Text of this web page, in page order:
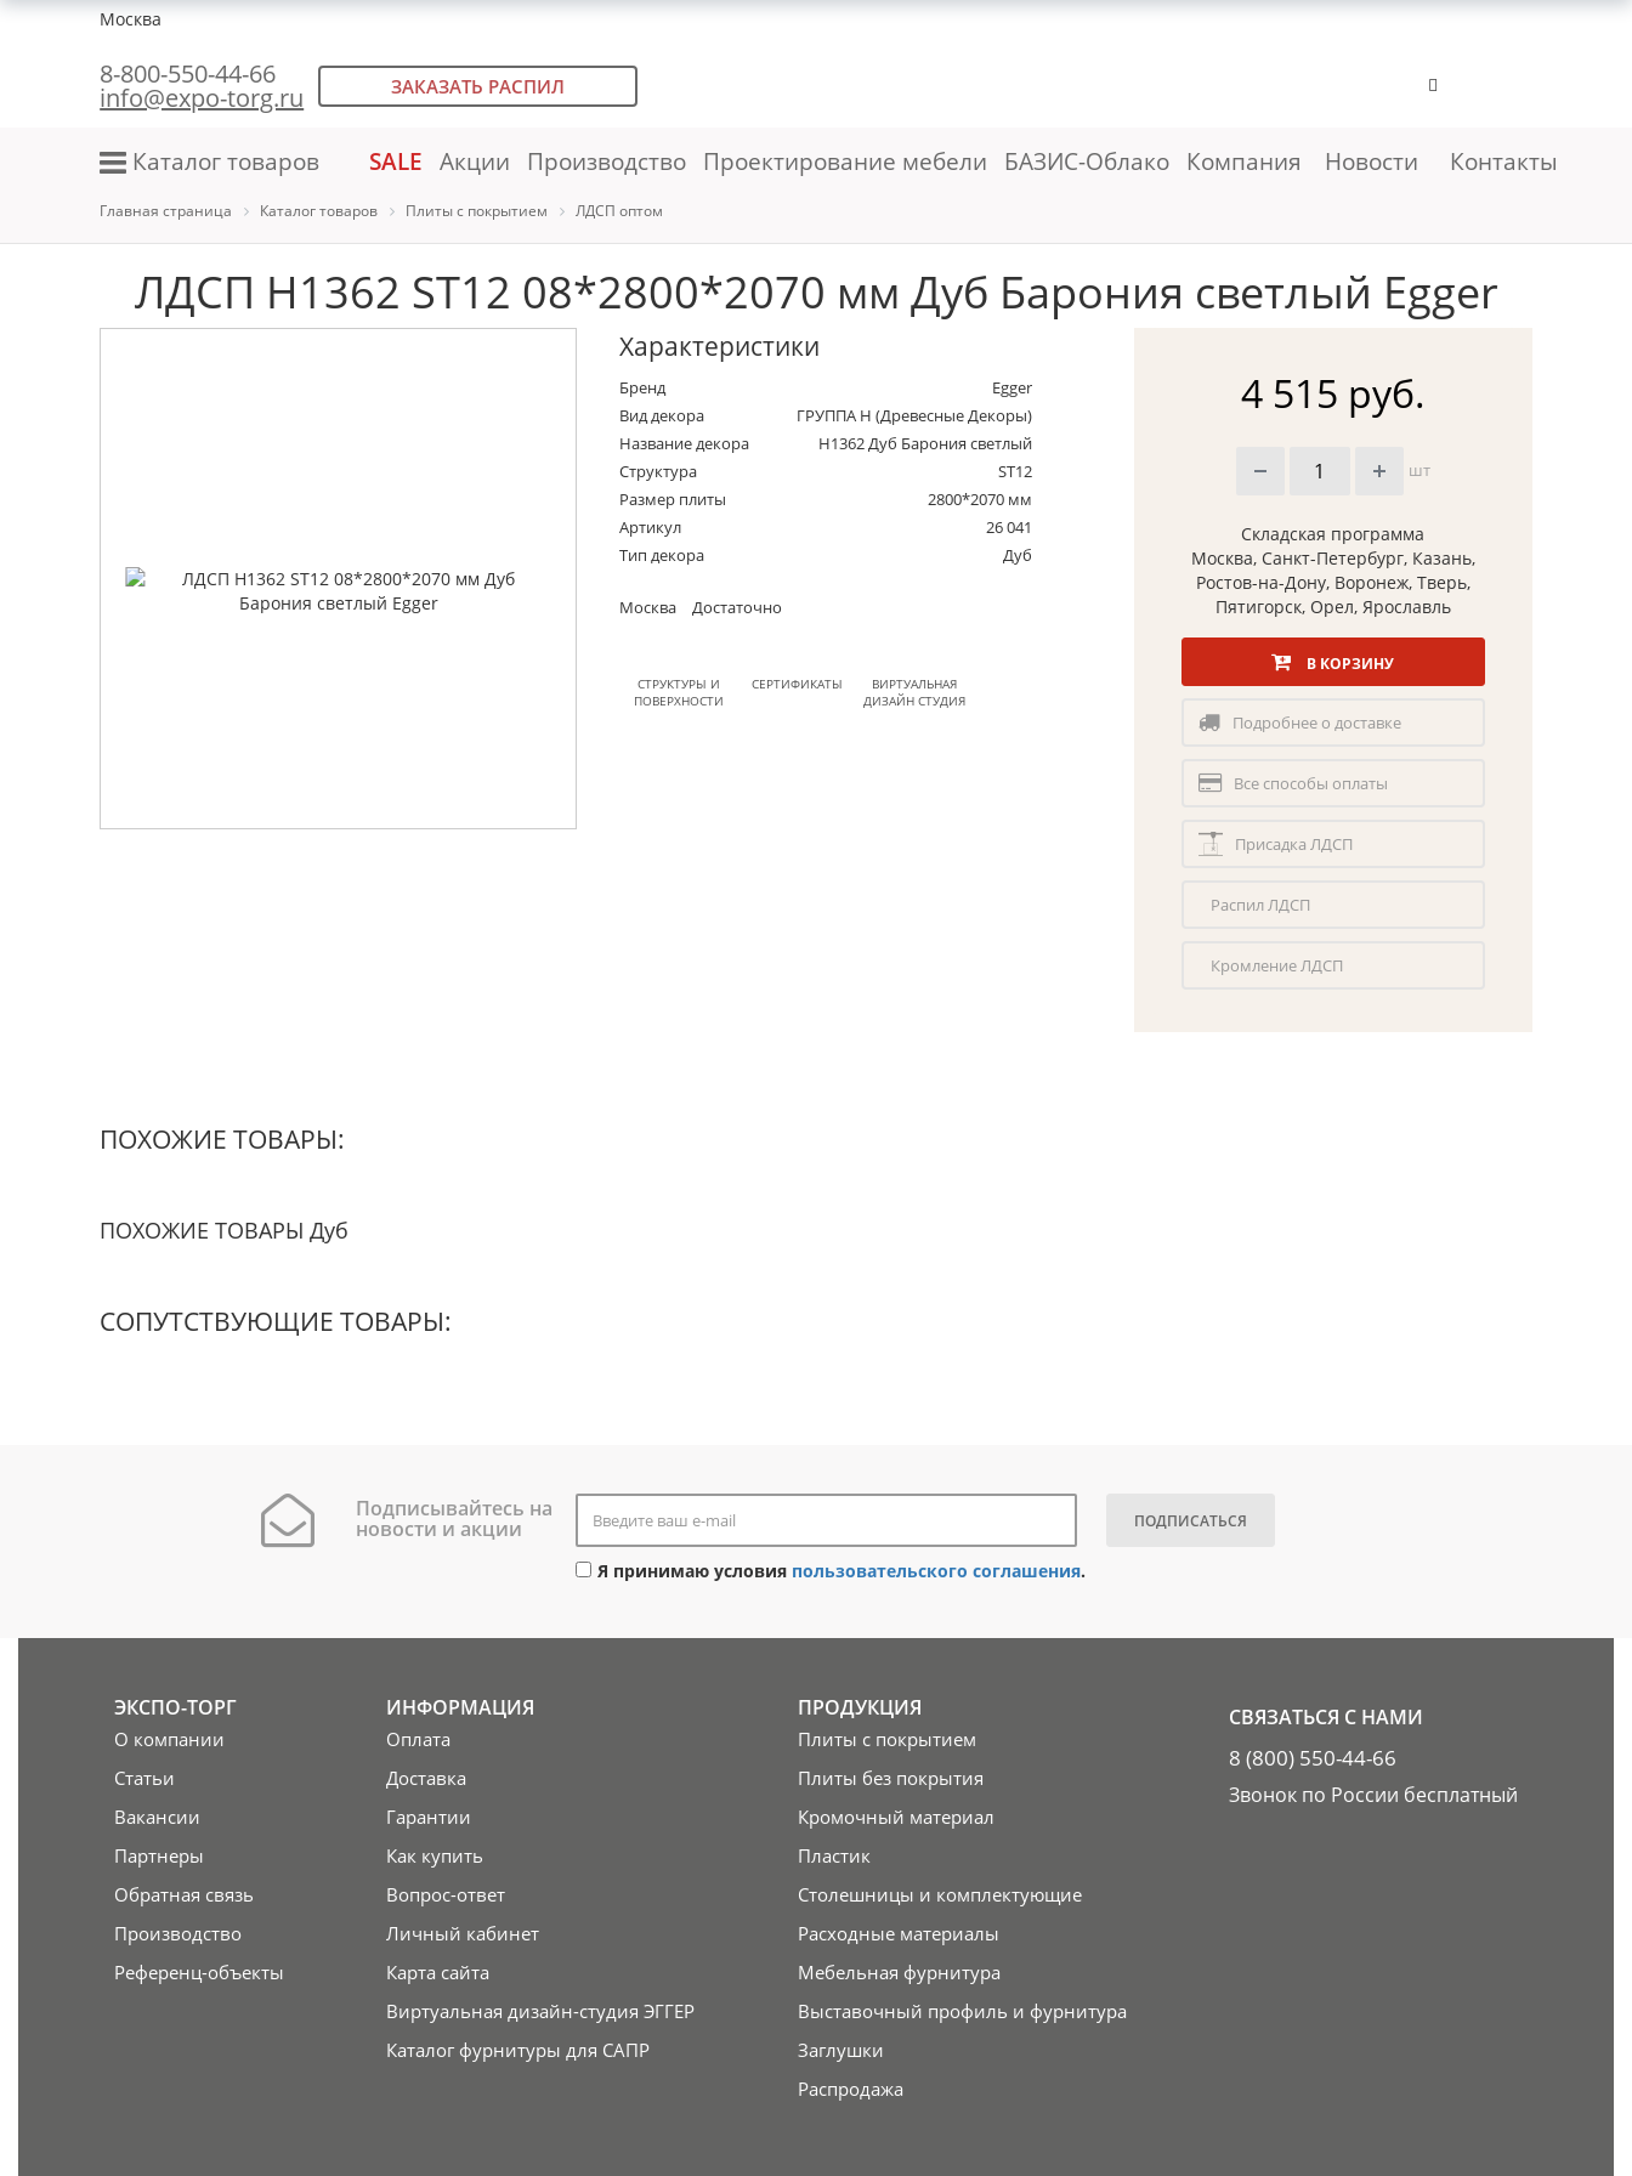
Москва
8-800-550-44-66
info@expo-torg.ru ЗАКАЗАТЬ РАСПИЛ
Каталог товаров SALE Акции Производство Проектирование мебели БАЗИС-Облако Компания Новости Контакты
Главная страница Каталог товаров Плиты с покрытием ЛДСП оптом
ЛДСП H1362 ST12 08*2800*2070 мм Дуб Барония светлый Egger
Характеристики
Бренд
Egger
Вид декора
ГРУППА Н (Древесные Декоры)
Название декора
H1362 Дуб Барония светлый
Структура
ST12
Размер плиты
2800*2070 мм
Артикул
26 041
Тип декора
Дуб
Москва Достаточно
СТРУКТУРЫ И
ПОВЕРХНОСТИ
СЕРТИФИКАТЫ
ВИРТУАЛЬНАЯ
ДИЗАЙН СТУДИЯ
4 515 руб.
шт
Складская программа
Москва, Санкт-Петербург, Казань,
Ростов-на-Дону, Воронеж, Тверь,
Пятигорск, Орел, Ярославль
В КОРЗИНУ
Подробнее о доставке
Все способы оплаты
Присадка ЛДСП
Распил ЛДСП
Кромление ЛДСП
ПОХОЖИЕ ТОВАРЫ:
ПОХОЖИЕ ТОВАРЫ Дуб
СОПУТСТВУЮЩИЕ ТОВАРЫ:
Подписывайтесь на
новости и акции ПОДПИСАТЬСЯ
Я принимаю условия пользовательского соглашения.
ЭКСПО-ТОРГ
О компании
Статьи
Вакансии
Партнеры
Обратная связь
Производство
Референц-объекты
ИНФОРМАЦИЯ
Оплата
Доставка
Гарантии
Как купить
Вопрос-ответ
Личный кабинет
Карта сайта
Виртуальная дизайн-студия ЭГГЕР
Каталог фурнитуры для САПР
ПРОДУКЦИЯ
Плиты с покрытием
Плиты без покрытия
Кромочный материал
Пластик
Столешницы и комплектующие
Расходные материалы
Мебельная фурнитура
Выставочный профиль и фурнитура
Заглушки
Распродажа
СВЯЗАТЬСЯ С НАМИ
8 (800) 550-44-66
Звонок по России бесплатный